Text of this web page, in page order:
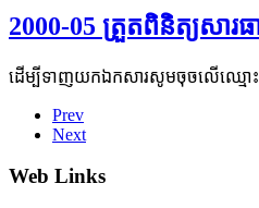
2000-05 ត្រួតពិនិត្យសា
ដើម្បីទាញយកឯកសារសូមចុចលើឈ្មោះ
Prev
Next
Web Links